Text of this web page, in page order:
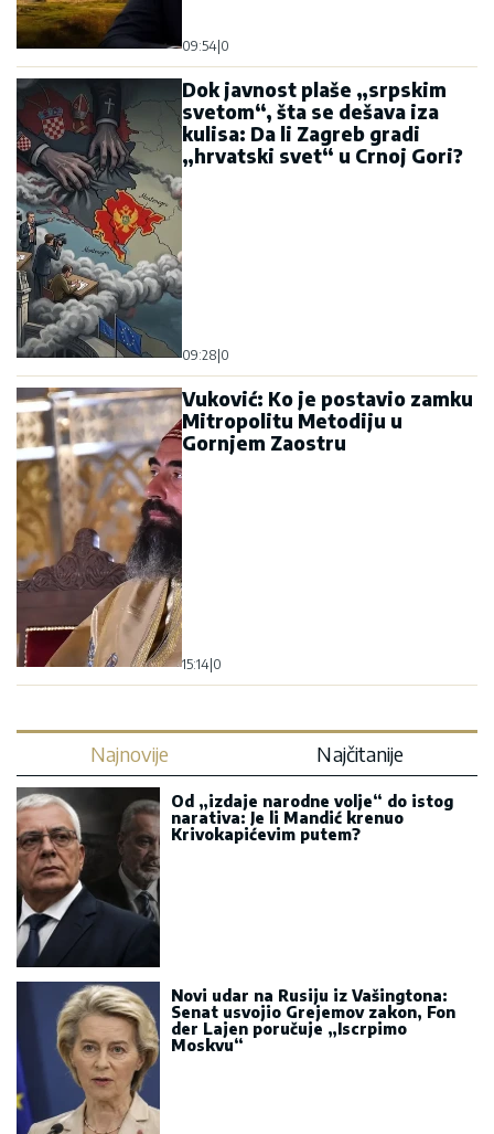
09:54 0
Dok javnost plaše „srpskim
svetom“, šta se dešava iza
kulisa: Da li Zagreb gradi
„hrvatski svet“ u Crnoj Gori?
09:28 0
Vuković: Ko je postavio zamku
Mitropolitu Metodiju u
Gornjem Zaostru
15:14 0
Najnovije Najčitanije
Od „izdaje narodne volje“ do istog
narativa: Je li Mandić krenuo
Krivokapićevim putem?
Novi udar na Rusiju iz Vašingtona:
Senat usvojio Grejemov zakon, Fon
der Lajen poručuje „Iscrpimo
Moskvu“